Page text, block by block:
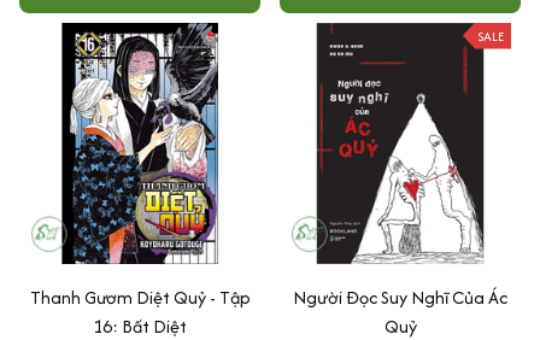
Thanh Gươm Diệt Quỷ - Tập
16: Bất Diệt
SALE
Người Đọc Suy Nghĩ Của Ác
Quỷ